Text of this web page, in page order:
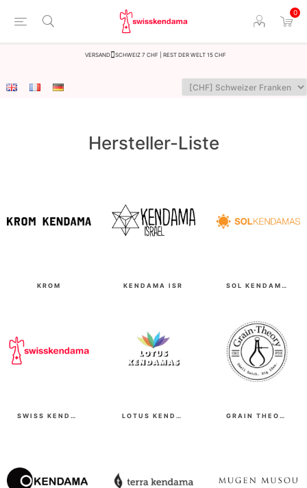
0
Versand Schweiz 7 CHF | Rest der Welt 15 CHF
Hersteller-Liste
KROM KENDAMA ISR SOL KENDAMAS
SWISS KENDAMA LOTUS KENDAMAS GRAIN THEORY